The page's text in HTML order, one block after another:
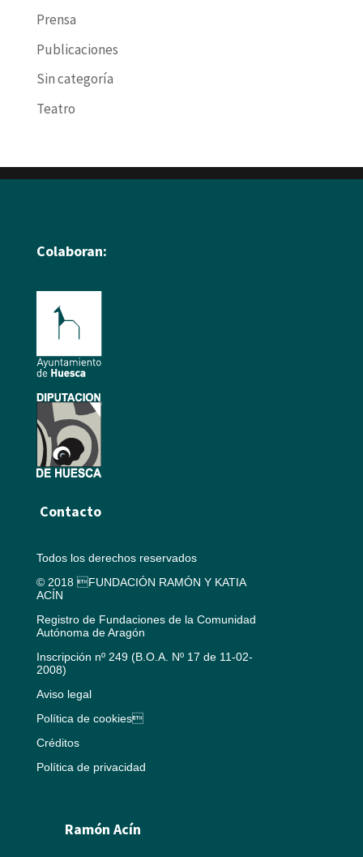
Prensa
Publicaciones
Sin categoría
Teatro
Colaboran:
Contacto
Todos los derechos reservados
© 2018 FUNDACIÓN RAMÓN Y KATIA
ACÍN
Registro de Fundaciones de la Comunidad
Autónoma de Aragón
Inscripción nº 249 (B.O.A. Nº 17 de 11-02-
2008)
Aviso legal
Política de cookies
Créditos
Política de privacidad
Ramón Acín